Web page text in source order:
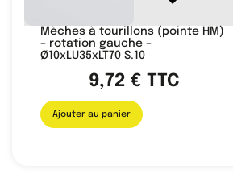
Mèches à tourillons (pointe HM)
– rotation gauche –
Ø10xLU35xLT70 S.10
9,72 € TTC
Ajouter au panier